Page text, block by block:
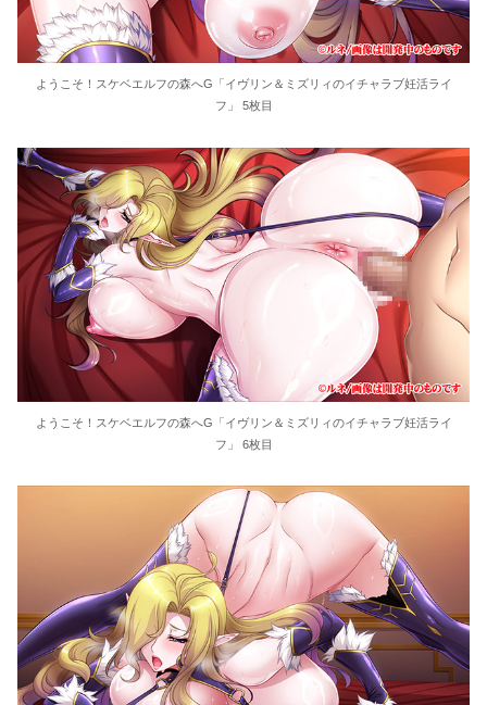
ようこそ！スケベエルフの森へG「イヴリン＆ミズリィのイチャラブ妊活ライ
フ」 5枚目
ようこそ！スケベエルフの森へG「イヴリン＆ミズリィのイチャラブ妊活ライ
フ」 6枚目